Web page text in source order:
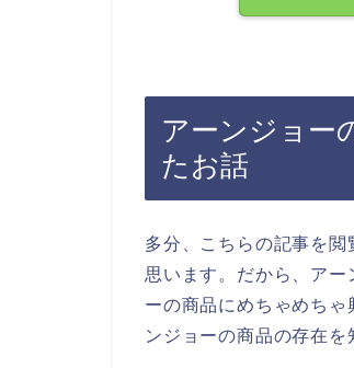
アーンジョー
たお話
多分、こちらの記事を
思います。だから、ア
ーの商品にめちゃめち
ンジョーの商品の存在を